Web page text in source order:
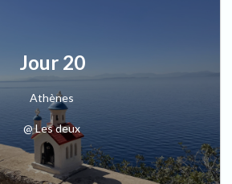
Jour 20
Athènes
@ Les deux